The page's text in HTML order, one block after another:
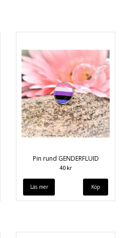
Pin rund GENDERFLUID
40 kr
Läs mer